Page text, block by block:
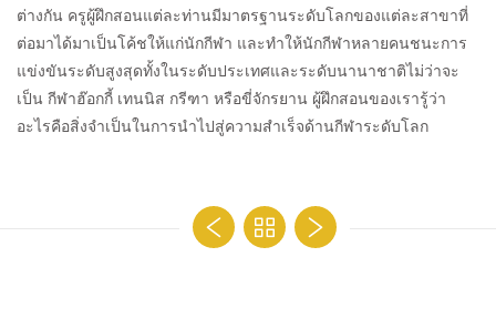
ต่างกัน ครูผู้ฝึกสอนแต่ละท่านมีมาตรฐานระดับโลกของแต่ละสาขาที่
ต่อมาได้มาเป็นโค้ชให้แก่นักกีฬา และทำให้นักกีฬาหลายคนชนะการ
แข่งขันระดับสูงสุดทั้งในระดับประเทศและระดับนานาชาติไม่ว่าจะ
เป็น กีฬาฮ๊อกกี้ เทนนิส กรีฑา หรือขี่จักรยาน ผู้ฝึกสอนของเรารู้ว่า
อะไรคือสิ่งจำเป็นในการนำไปสู่ความสำเร็จด้านกีฬาระดับโลก